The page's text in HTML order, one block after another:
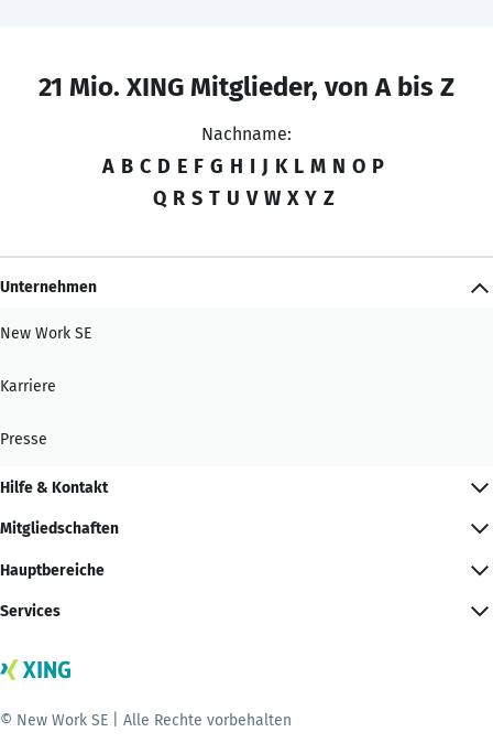
21 Mio. XING Mitglieder, von A bis Z
Nachname:
A B C D E F G H I J K L M N O P
Q R S T U V W X Y Z
Unternehmen
New Work SE
Karriere
Presse
Hilfe & Kontakt
Mitgliedschaften
Hauptbereiche
Services
© New Work SE | Alle Rechte vorbehalten